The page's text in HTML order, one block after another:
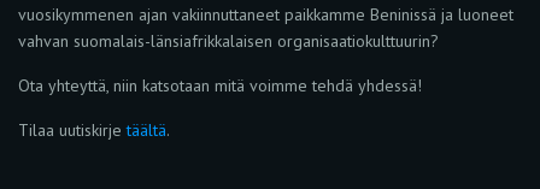
vuosikymmenen ajan vakiinnuttaneet paikkamme Beninissä ja luoneet
vahvan suomalais-länsiafrikkalaisen organisaatiokulttuurin?
Ota yhteyttä, niin katsotaan mitä voimme tehdä yhdessä!
Tilaa uutiskirjetäältä.